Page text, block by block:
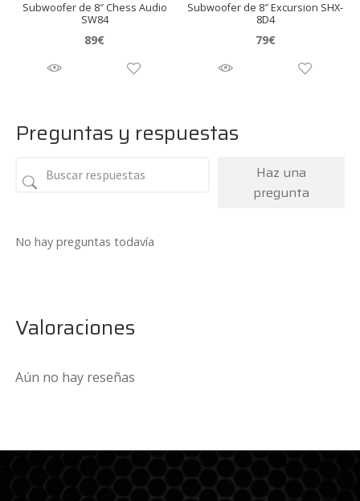
Subwoofer de 8″ Chess Audio
SW84
89€
Subwoofer de 8″ Excursion SHX-
8D4
79€
Preguntas y respuestas
Haz una
pregunta
No hay preguntas todavía
Valoraciones
Aún no hay reseñas